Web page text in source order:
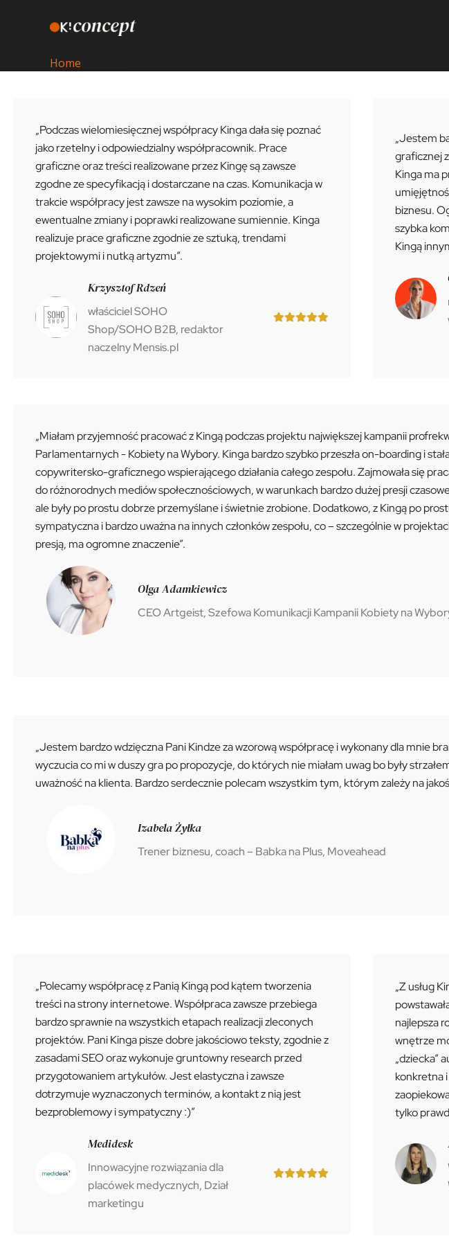
Home
„Podczas wielomiesięcznej współpracy Kinga dała się poznać
jako rzetelny i odpowiedzialny współpracownik. Prace
graficzne oraz treści realizowane przez Kingę są zawsze
zgodne ze specyfikacją i dostarczane na czas. Komunikacja w
trakcie współpracy jest zawsze na wysokim poziomie, a
ewentualne zmiany i poprawki realizowane sumiennie. Kinga
realizuje prace graficzne zgodnie ze sztuką, trendami
projektowymi i nutką artyzmu”.
Krzysztof Rdzeń
właściciel SOHO
Shop/SOHO B2B, redaktor
naczelny Mensis.pl
„Jestem
graficznej
Kinga ma
biznesu.
szybka
Kingą
„Miałam przyjemność pracować z Kingą podczas projektu największej kampanii
Parlamentarnych - Kobiety na Wybory. Kinga bardzo szybko przeszła on-boarding i
copywritersko-graficznego wspierającego działania całego zespołu. Zajmowała się
do różnorodnych mediów społecznościowych, w warunkach bardzo dużej presji
ale były po prostu dobrze przemyślane i świetnie zrobione. Dodatkowo, z Kingą po
sympatyczna i bardzo uważna na innych członków zespołu, co – szczególnie w
presją, ma ogromne znaczenie”.
Olga Adamkiewicz
CEO Artgeist, Szefowa Komunikacji Kampanii Kobiety na
„Jestem bardzo wdzięczna Pani Kindze za wzorową współpracę i wykonany dla mnie
wyczucia co mi w duszy gra po propozycje, do których nie miałam uwag bo były
uważność na klienta. Bardzo serdecznie polecam wszystkim tym, którym zależy na
Izabela Żyłka
Trener biznesu, coach – Babka na Plus, Moveahead
„Polecamy współpracę z Panią Kingą pod kątem tworzenia
treści na strony internetowe. Współpraca zawsze przebiega
bardzo sprawnie na wszystkich etapach realizacji zleconych
projektów. Pani Kinga pisze dobre jakościowo teksty, zgodnie z
zasadami SEO oraz wykonuje gruntowny research przed
przygotowaniem artykułów. Jest elastyczna i zawsze
dotrzymuje wyznaczonych terminów, a kontakt z nią jest
bezproblemowy i sympatyczny :)”
Medidesk
Innowacyjne rozwiązania dla
placówek medycznych, Dział
marketingu
„Z usług
najlepsza
wnętrze
„dziecka”
konkretna i
tylko